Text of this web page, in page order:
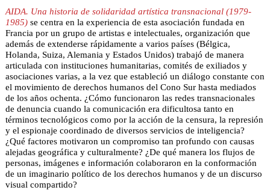
AIDA. Una historia de solidaridad artística transnacional (1979-
1985)se centra en la experiencia de esta asociación fundada en
Francia por un grupo de artistas e intelectuales, organización que
además de extenderse rápidamente a varios países (Bélgica,
Holanda, Suiza, Alemania y Estados Unidos) trabajó de manera
articulada con instituciones humanitarias, comités de exiliados y
asociaciones varias, a la vez que estableció un diálogo constante con
el movimiento de derechos humanos del Cono Sur hasta mediados
de los años ochenta. ¿Cómo funcionaron las redes transnacionales
de denuncia cuando la comunicación era dificultosa tanto en
términos tecnológicos como por la acción de la censura, la represión
y el espionaje coordinado de diversos servicios de inteligencia?
¿Qué factores motivaron un compromiso tan profundo con causas
alejadas geográfica y culturalmente? ¿De qué manera los flujos de
personas, imágenes e información colaboraron en la conformación
de un imaginario político de los derechos humanos y de un discurso
visual compartido?